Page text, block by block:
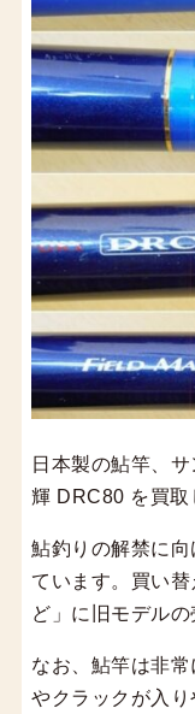
日本製の鮎竿、
輝 DRC80 を買取
鮎釣りの解禁に
ています。買い
ど」に旧モデルの
なお、鮎竿は非
やクラックが入